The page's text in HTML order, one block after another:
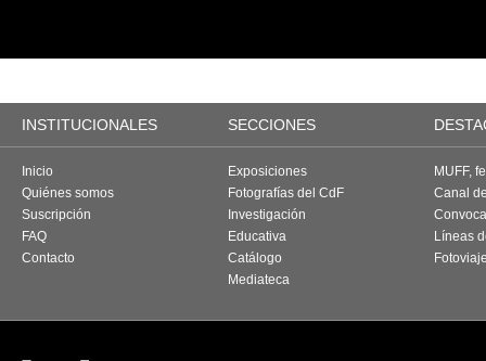
INSTITUCIONALES SECCIONES
Inicio
Quiénes somos
Suscripción
FAQ
Contacto
Exposiciones
Fotografías del CdF
Investigación
Educativa
Catálogo
Mediateca
MUFF,
Canal
Líneas